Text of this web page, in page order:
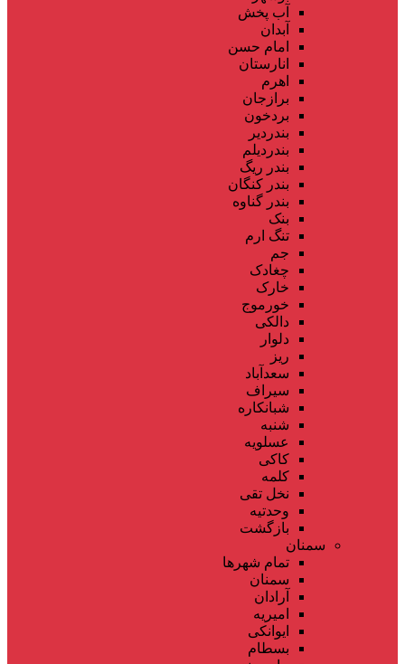
آب پخش
آبدان
امام حسن
انارستان
اهرم
برازجان
بردخون
بندردیر
بندردیلم
بندر ریگ
بندر کنگان
بندر گناوه
بنک
تنگ ارم
جم
چغادک
خارک
خورموج
دالکی
دلوار
ریز
سعدآباد
سیراف
شبانکاره
شنبه
عسلویه
کاکی
کلمه
نخل تقی
وحدتیه
بازگشت
سمنان
تمام شهر‌ها
سمنان
آرادان
امیریه
ایوانکی
بسطام